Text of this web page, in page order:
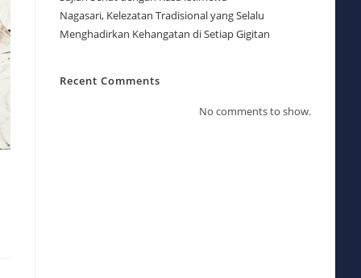
Nagasari, Kelezatan Tradisional yang Selalu
Menghadirkan Kehangatan di Setiap Gigitan
Recent Comments
No comments to show.